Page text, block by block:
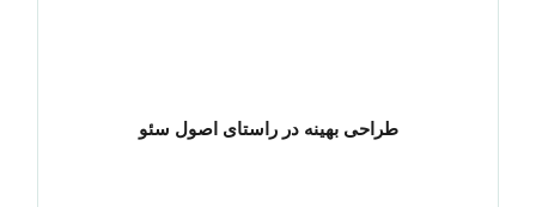
طراحی بهینه در راستای اصول سئو